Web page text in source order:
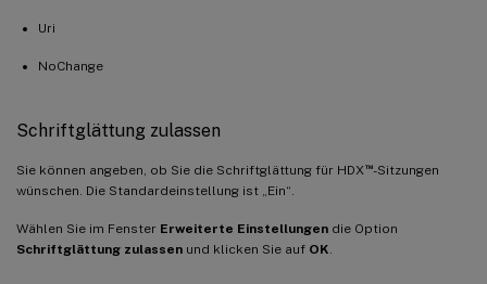
Uri
NoChange
Schriftglättung zulassen
Sie können angeben, ob Sie die Schriftglättung für HDX™-Sitzungen
wünschen. Die Standardeinstellung ist „Ein“.
Wählen Sie im Fenster Erweiterte Einstellungen die Option
Schriftglättung zulassen und klicken Sie auf OK.